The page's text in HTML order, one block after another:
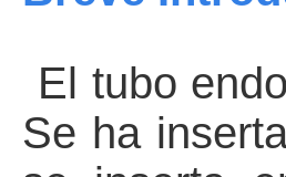
El tubo
Se ha